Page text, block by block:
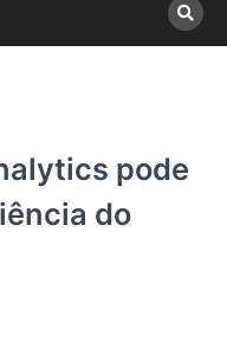
pode
do